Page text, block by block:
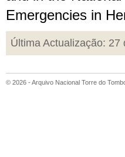
Emergencies in
Última Actualização:
© 2026 - Arquivo Nacional Torre do